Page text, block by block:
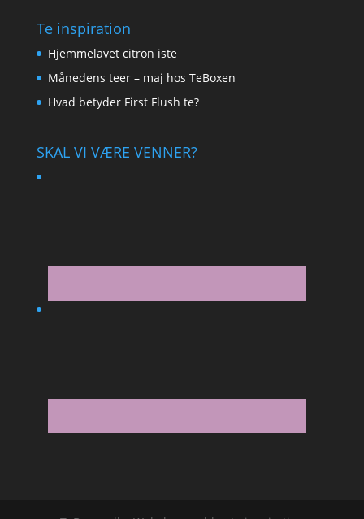
Te inspiration
Hjemmelavet citron iste
Månedens teer – maj hos TeBoxen
Hvad betyder First Flush te?
SKAL VI VÆRE VENNER?